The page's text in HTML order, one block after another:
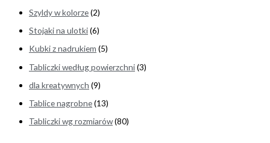
Szyldy w kolorze(2)
Stojaki na ulotki(6)
Kubki z nadrukiem (5)
Tabliczki według powierzchni(3)
dla kreatywnych (9)
Tablice nagrobne(13)
Tabliczki wg rozmiarów(80)